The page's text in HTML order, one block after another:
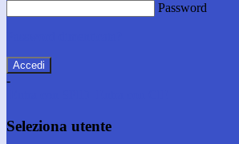
Password
-
Seleziona utente